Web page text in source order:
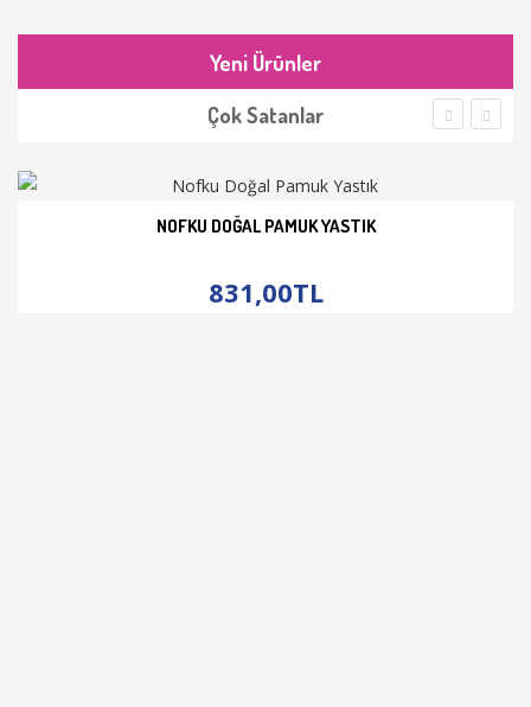
Yeni Ürünler
Çok Satanlar
NOFKU DOĞAL PAMUK YASTIK
831,00TL